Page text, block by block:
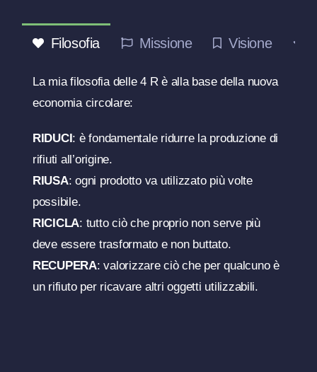
Filosofia Missione Visione
La mia filosofia delle 4 R è alla base della nuova
economia circolare:
RIDUCI: è fondamentale ridurre la produzione di
rifiuti all’origine.
RIUSA: ogni prodotto va utilizzato più volte
possibile.
RICICLA: tutto ciò che proprio non serve più
deve essere trasformato e non buttato.
RECUPERA: valorizzare ciò che per qualcuno è
un rifiuto per ricavare altri oggetti utilizzabili.